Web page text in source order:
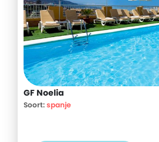
GF Noelia
Soort:spanje